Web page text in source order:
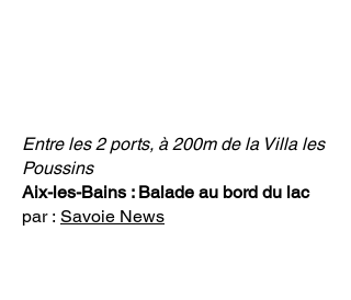
Entre les 2 ports, à 200m de la Villa les
Poussins
Aix-les-Bains : Balade au bord du lac
par : Savoie News